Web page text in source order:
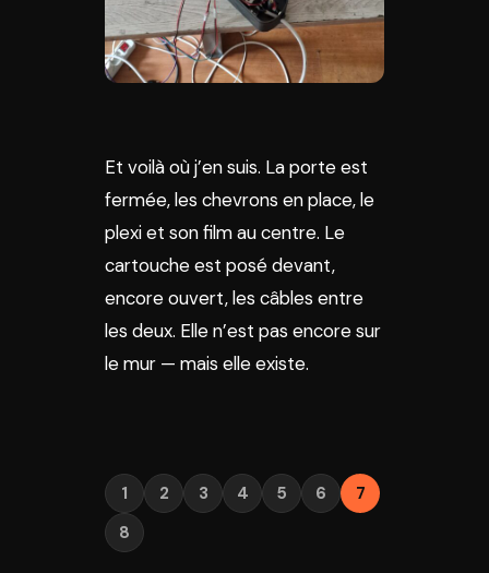
Et voilà où j’en suis. La porte est
fermée, les chevrons en place, le
plexi et son film au centre. Le
cartouche est posé devant,
encore ouvert, les câbles entre
les deux. Elle n’est pas encore sur
le mur — mais elle existe.
1 2 3 4 5 6
7
8